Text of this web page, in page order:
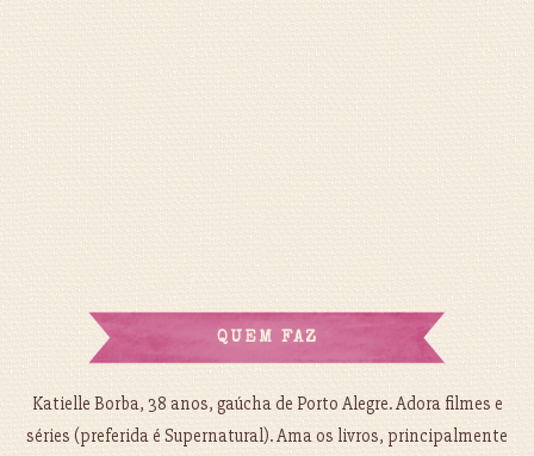
QUEM FAZ
Katielle Borba, 38 anos, gaúcha de Porto Alegre. Adora filmes e
séries (preferida é Supernatural). Ama os livros, principalmente